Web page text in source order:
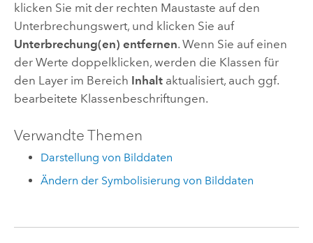
klicken Sie mit der rechten Maustaste auf den
Unterbrechungswert, und klicken Sie auf
Unterbrechung(en) entfernen. Wenn Sie auf einen
der Werte doppelklicken, werden die Klassen für
den Layer im Bereich Inhaltaktualisiert, auch ggf.
bearbeitete Klassenbeschriftungen.
Verwandte Themen
Darstellung von Bilddaten
Ändern der Symbolisierung von Bilddaten